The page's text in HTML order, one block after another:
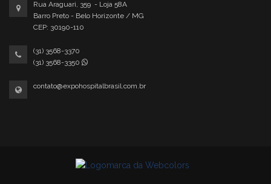
Rua Araguari, 359 - Loja 58A
Barro Preto - Belo Horizonte / MG
CEP: 30190-110
(31) 3568-3370
(31) 3568-3350
contato@expohospitalbrasil.com.br